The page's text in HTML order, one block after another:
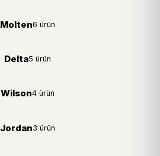
Molten6 ürün
Delta5 ürün
Wilson4 ürün
Jordan3 ürün